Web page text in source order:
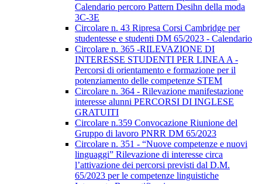
Calendario percoro Pattern Desihn della moda
3C-3E
Circolare n. 43 Ripresa Corsi Cambridge per
studentesse e studenti DM 65/2023 - Calendario
Circolare n. 365 -RILEVAZIONE DI
INTERESSE STUDENTI PER LINEA A -
Percorsi di orientamento e formazione per il
potenziamento delle competenze STEM
Circolare n. 364 - Rilevazione manifestazione
interesse alunni PERCORSI DI INGLESE
GRATUITI
Circolare n.359 Convocazione Riunione del
Gruppo di lavoro PNRR DM 65/2023
Circolare n. 351 - “Nuove competenze e nuovi
linguaggi” Rilevazione di interesse circa
l’attivazione dei percorsi previsti dal D.M.
65/2023 per le competenze linguistiche